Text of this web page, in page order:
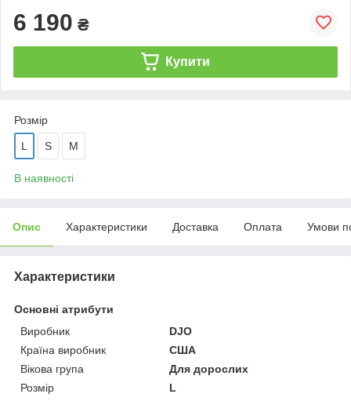
6 190 ₴
Купити
Розмір
L S M
В наявності
Опис Характеристики Доставка Оплата Умови
Характеристики
Основні атрибути
Виробник
DJO
Країна виробник
США
Вікова група
Для дорослих
Розмір
L